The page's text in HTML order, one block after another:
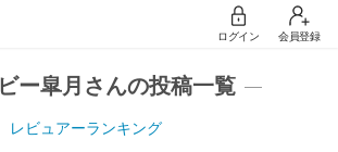
ログイン 会員登録
ー皐月さんの投稿一覧
レビュアーランキング